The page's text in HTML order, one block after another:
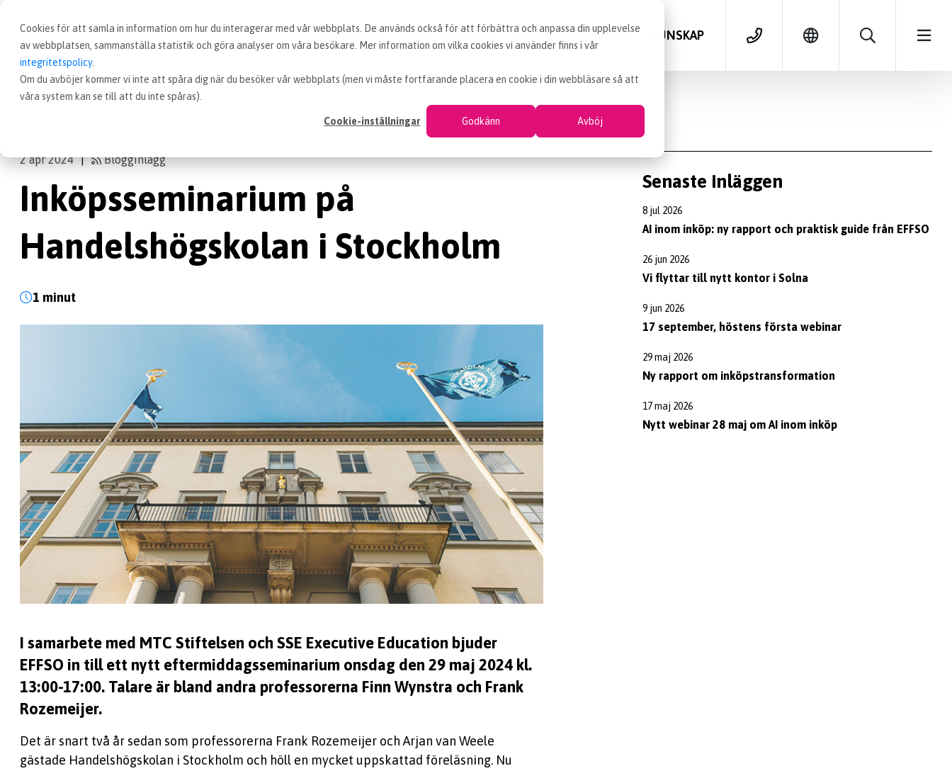
Cookies för att samla in information om hur du interagerar med vår webbplats. De används också för att förbättra och anpassa din upplevelse
av webbplatsen, sammanställa statistik och göra analyser om våra besökare. Mer information om vilka cookies vi använder finns i vår
integritetspolicy.
Om du avböjer kommer vi inte att spåra dig när du besöker vår webbplats (men vi måste fortfarande placera en cookie i din webbläsare så att
våra system kan se till att du inte spåras).
Cookie-inställningar Godkänn Avböj
KUNDCASE VÅRA TJÄNSTER LEDIGA INKÖPSJOBB KUNSKAP
Inköp Nyheter Inköpsseminarium på Handelshögskolan i Stockholm
2 apr 2024 | Blogginlägg
Inköpsseminarium på
Handelshögskolan i Stockholm
1 minut
I samarbete med MTC Stiftelsen och SSE Executive Education bjuder
EFFSO in till ett nytt eftermiddagsseminarium onsdag den 29 maj 2024 kl.
13:00-17:00. Talare är bland andra professorerna Finn Wynstra och Frank
Rozemeijer.
Det är snart två år sedan som professorerna Frank Rozemeijer och Arjan van Weele
gästade Handelshögskolan i Stockholm och höll en mycket uppskattad föreläsning. Nu
Senaste inläggen
8 jul 2026
AI inom inköp: ny rapport och praktisk guide från EFFSO
26 jun 2026
Vi flyttar till nytt kontor i Solna
9 jun 2026
17 september, höstens första webinar
29 maj 2026
Ny rapport om inköpstransformation
17 maj 2026
Nytt webinar 28 maj om AI inom inköp